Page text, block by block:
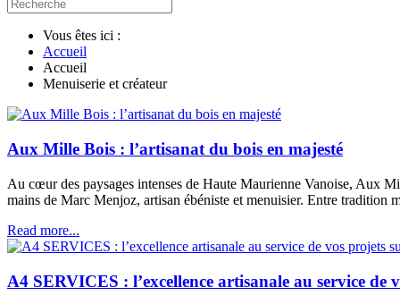
Vous êtes ici :
Accueil
Accueil
Menuiserie et créateur
Aux Mille Bois : l’artisanat du bois en majesté
Au cœur des paysages intenses de Haute Maurienne Vanoise, Aux
mains de Marc Menjoz, artisan ébéniste et menuisier. Entre tradition
Read more...
A4 SERVICES : l’excellence artisanale au service de